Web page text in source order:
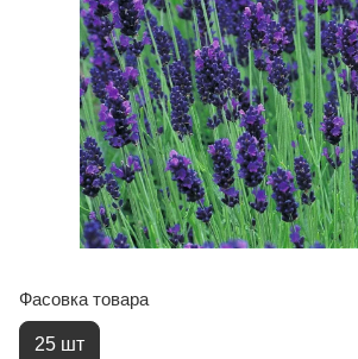
Фасовка товара
25 шт